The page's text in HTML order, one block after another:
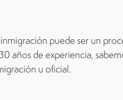
puede ser un
años de experiencia,
u oficial.